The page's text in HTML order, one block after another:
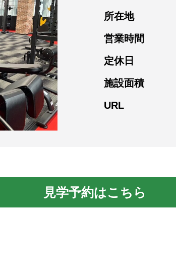
所在地
営業時間
定休日
施設面積
URL
見学予約はこちら